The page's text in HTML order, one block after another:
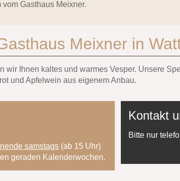
Gasthaus Meixner.
Meixner in
wir Ihnen kaltes und warmes Vesper. Unsere
und Apfelwein aus eigenem Anbau.
samstags (ab 15 Uhr)
geraden Kalenderwochen.
Kontakt
Bitte nur